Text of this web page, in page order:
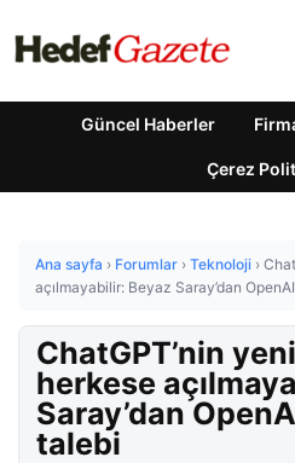
Güncel Haberler
Çerez
Ana sayfa › Forumlar › Teknoloji ›
açılmayabilir: Beyaz Saray’dan
ChatGPT’nin
herkese
Saray’dan
talebi